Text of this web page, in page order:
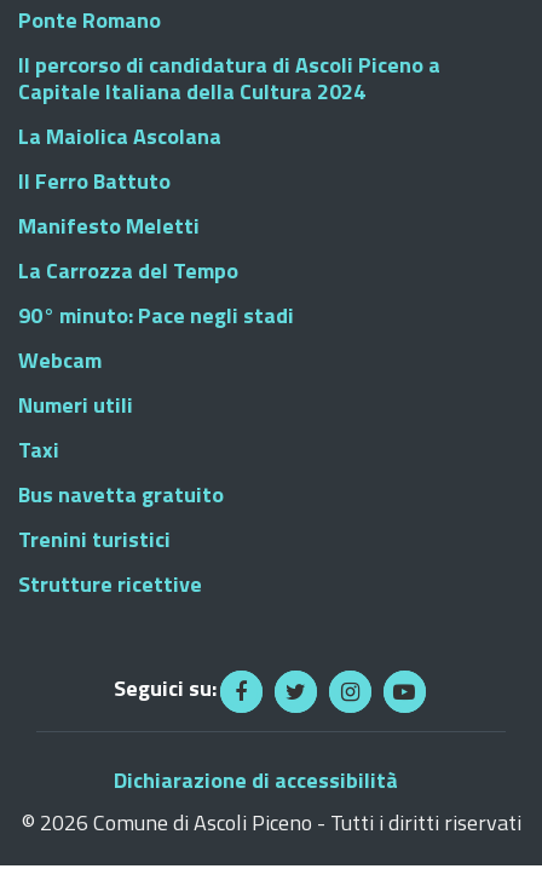
Ponte Romano
Il percorso di candidatura di Ascoli Piceno a
Capitale Italiana della Cultura 2024
La Maiolica Ascolana
Il Ferro Battuto
Manifesto Meletti
La Carrozza del Tempo
90° minuto: Pace negli stadi
Webcam
Numeri utili
Taxi
Bus navetta gratuito
Trenini turistici
Strutture ricettive
Seguici su:
Dichiarazione di accessibilità
© 2026 Comune di Ascoli Piceno - Tutti i diritti riservati